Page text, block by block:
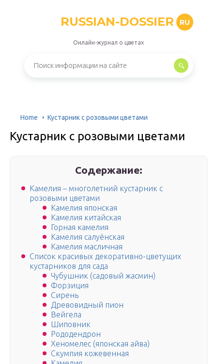
RUSSIAN-DOSSIER RU
Онлайн-журнал о цветах
Home Кустарник с розовыми цветами
Кустарник с розовыми цветами
Содержание:
Камелия – многолетний кустарник с
розовыми цветами
Камелия японская
Камелия китайская
Горная камелия
Камелия салуёнская
Камелия масличная
Список красивых декоративно-цветущих
кустарников для сада
Чубушник (садовый жасмин)
Форзиция
Сирень
Древовидный пион
Вейгела
Шиповник
Рододендрон
Хеномелес (японская айва)
Скумпия кожевенная